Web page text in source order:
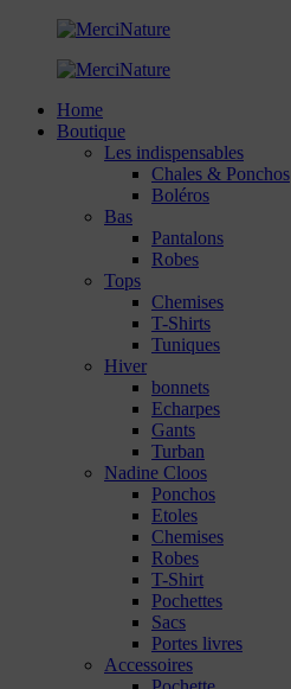
Home
Boutique
Les indispensables
Chales & Ponchos
Boléros
Bas
Pantalons
Robes
Tops
Chemises
T-Shirts
Tuniques
Hiver
bonnets
Echarpes
Gants
Turban
Nadine Cloos
Ponchos
Etoles
Chemises
Robes
T-Shirt
Pochettes
Sacs
Portes livres
Accessoires